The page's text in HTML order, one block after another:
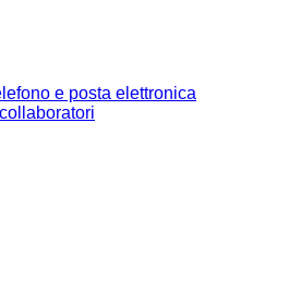
e posta elettronica